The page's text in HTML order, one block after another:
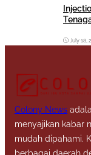
July 18,
Colony News
menyajikan kabar
mudah dipahami.